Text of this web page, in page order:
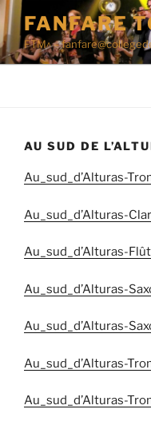
Aller
au
contenu
principal
FANFARE
FTM^ –
AU SUD DE
Au_sud_d’Alturas-
Au_sud_d’Alturas-
Au_sud_d’Alturas-
Au_sud_d’Alturas-
Au_sud_d’Alturas-
Au_sud_d’Alturas-
Au_sud_d’Alturas-